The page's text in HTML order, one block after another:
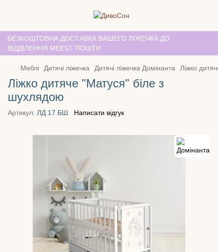
БЕЗКОШТОВНА ДОСТАВКА ВАШЕГО ЛІЖЕЧКА ДО
ВІДДІЛЕННЯ MEEST ПОШТИ
Меблі Дитячі ліжечка Дитячі ліжечка Домінанта Ліжко
Ліжко дитяче "Матуся" біле з
шухлядою
Артикул: ЛД 17 БШ Написати відгук